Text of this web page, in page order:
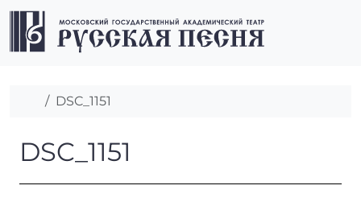
Перейти к содержимому
Перейти к футеру
Главная
DSC_1151
DSC_1151
DSC_1151